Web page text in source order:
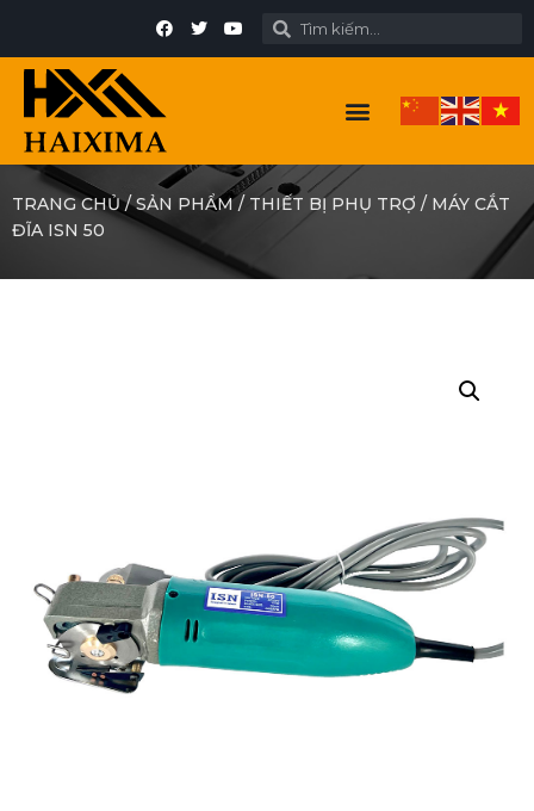
TRANG CHỦ/SẢN PHẨM/ THIẾT BỊ PHỤ TRỢ / MÁY CẮT
ĐĨA ISN 50